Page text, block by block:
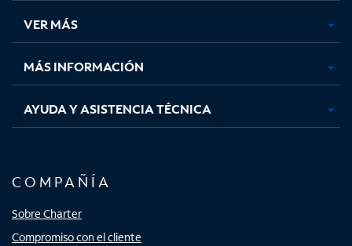
pestaña
nueva
pestaña
nueva
pestaña
nuevanueva
VER MÁS
MÁS INFORMACIÓN
AYUDA Y ASISTENCIA TÉCNICA
COMPAÑÍA
Sobre Charter
Compromiso con el cliente